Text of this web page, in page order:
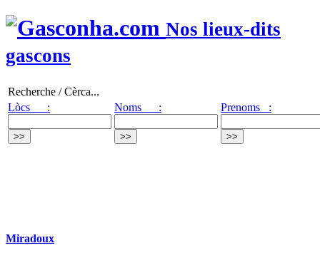
Nos lieux-dits
gascons
Recherche / Cèrca...
Lòcs :
Noms : Prenoms :
Miradoux